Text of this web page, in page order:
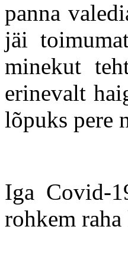
panna
jäi
minekut
erinevalt
lõpuks pere
Iga Covid-
rohkem